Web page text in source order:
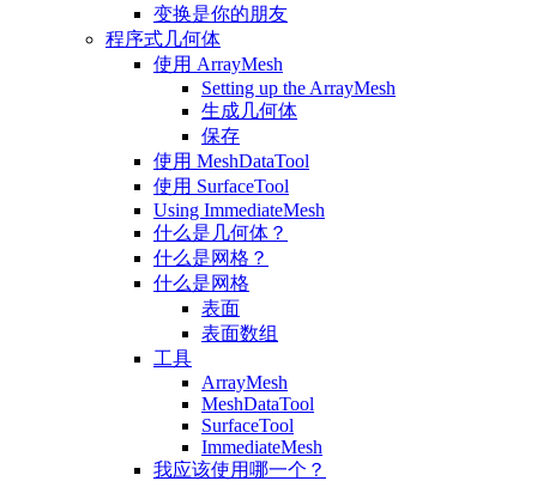
变换是你的朋友
程序式几何体
使用 ArrayMesh
Setting up the ArrayMesh
生成几何体
保存
使用 MeshDataTool
使用 SurfaceTool
Using ImmediateMesh
什么是几何体？
什么是网格？
什么是网格
表面
表面数组
工具
ArrayMesh
MeshDataTool
SurfaceTool
ImmediateMesh
我应该使用哪一个？